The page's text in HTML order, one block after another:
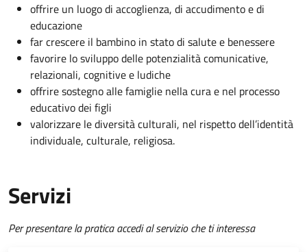
offrire un luogo di accoglienza, di accudimento e di
educazione
far crescere il bambino in stato di salute e benessere
favorire lo sviluppo delle potenzialità comunicative,
relazionali, cognitive e ludiche
offrire sostegno alle famiglie nella cura e nel processo
educativo dei figli
valorizzare le diversità culturali, nel rispetto dell’identità
individuale, culturale, religiosa.
Servizi
Per presentare la pratica accedi al servizio che ti interessa